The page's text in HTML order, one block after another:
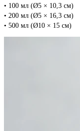
• 100 мл (Ø5 × 10,3 см)
• 200 мл (Ø5 × 16,3 см)
• 500 мл (Ø10 × 15 см)